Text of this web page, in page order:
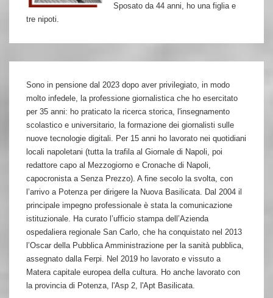
Sposato da 44 anni, ho una figlia e
tre nipoti.
Sono in pensione dal 2023 dopo aver privilegiato, in modo
molto infedele, la professione giornalistica che ho esercitato
per 35 anni: ho praticato la ricerca storica, l'insegnamento
scolastico e universitario, la formazione dei giornalisti sulle
nuove tecnologie digitali. Per 15 anni ho lavorato nei quotidiani
locali napoletani (tutta la trafila al Giornale di Napoli, poi
redattore capo al Mezzogiorno e Cronache di Napoli,
capocronista a Senza Prezzo). A fine secolo la svolta, con
l’arrivo a Potenza per dirigere la Nuova Basilicata. Dal 2004 il
principale impegno professionale è stata la comunicazione
istituzionale. Ha curato l’ufficio stampa dell’Azienda
ospedaliera regionale San Carlo, che ha conquistato nel 2013
l’Oscar della Pubblica Amministrazione per la sanità pubblica,
assegnato dalla Ferpi. Nel 2019 ho lavorato e vissuto a
Matera capitale europea della cultura. Ho anche lavorato con
la provincia di Potenza, l'Asp 2, l'Apt Basilicata.